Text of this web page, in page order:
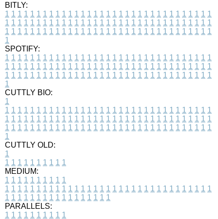
BITLY:
1 1 1 1 1 1 1 1 1 1 1 1 1 1 1 1 1 1 1 1 1 1 1 1 1 1 1 1 1 1 1 1 1
1 1 1 1 1 1 1 1 1 1 1 1 1 1 1 1 1 1 1 1 1 1 1 1 1 1 1 1 1 1 1 1 1
1 1 1 1 1 1 1 1 1 1 1 1 1 1 1 1 1 1 1 1 1 1 1 1 1 1 1 1 1 1 1 1 1
1
SPOTIFY:
1 1 1 1 1 1 1 1 1 1 1 1 1 1 1 1 1 1 1 1 1 1 1 1 1 1 1 1 1 1 1 1 1
1 1 1 1 1 1 1 1 1 1 1 1 1 1 1 1 1 1 1 1 1 1 1 1 1 1 1 1 1 1 1 1 1
1 1 1 1 1 1 1 1 1 1 1 1 1 1 1 1 1 1 1 1 1 1 1 1 1 1 1 1 1 1 1 1 1
1
CUTTLY BIO:
1
1 1 1 1 1 1 1 1 1 1 1 1 1 1 1 1 1 1 1 1 1 1 1 1 1 1 1 1 1 1 1 1 1
1 1 1 1 1 1 1 1 1 1 1 1 1 1 1 1 1 1 1 1 1 1 1 1 1 1 1 1 1 1 1 1 1
1 1 1 1 1 1 1 1 1 1 1 1 1 1 1 1 1 1 1 1 1 1 1 1 1 1 1 1 1 1 1 1 1
1
CUTTLY OLD:
1
1 1 1 1 1 1 1 1 1 1
MEDIUM:
1 1 1 1 1 1 1 1 1 1
1 1 1 1 1 1 1 1 1 1 1 1 1 1 1 1 1 1 1 1 1 1 1 1 1 1 1 1 1 1 1 1 1
1 1 1 1 1 1 1 1 1 1 1 1 1 1 1 1 1
PARALLELS:
1 1 1 1 1 1 1 1 1 1